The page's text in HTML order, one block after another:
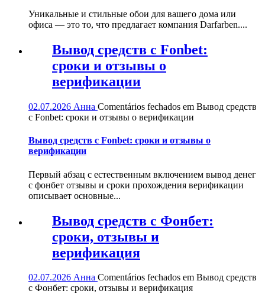
Уникальные и стильные обои для вашего дома или
офиса — это то, что предлагает компания Darfarben....
Вывод средств с Fonbet:
сроки и отзывы о
верификации
02.07.2026 Анна Comentários fechados em Вывод средств
с Fonbet: сроки и отзывы о верификации
Вывод средств с Fonbet: сроки и отзывы о
верификации
Первый абзац с естественным включением вывод денег
с фонбет отзывы и сроки прохождения верификации
описывает основные...
Вывод средств с Фонбет:
сроки, отзывы и
верификация
02.07.2026 Анна Comentários fechados em Вывод средств
с Фонбет: сроки, отзывы и верификация